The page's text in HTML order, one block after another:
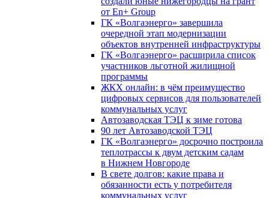
от En+ Group
ГК «Волгаэнерго» завершила
очередной этап модернизации
объектов внутренней инфраструктуры
ГК «Волгаэнерго» расширила список
участников льготной жилищной
программы
ЖКХ онлайн: в чём преимущество
цифровых сервисов для пользователей
коммунальных услуг
Автозаводская ТЭЦ к зиме готова
90 лет Автозаводской ТЭЦ
ГК «Волгаэнерго» досрочно построила
теплотрассы к двум детским садам
в Нижнем Новгороде
В свете долгов: какие права и
обязанности есть у потребителя
коммунальных услуг